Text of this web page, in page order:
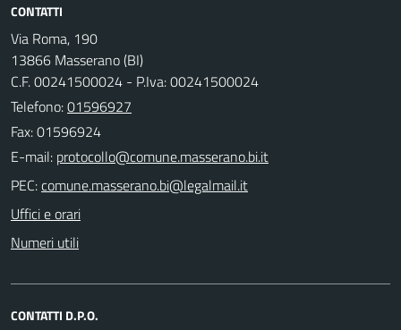
CONTATTI
Via Roma, 190
13866 Masserano (BI)
C.F. 00241500024 - P.Iva: 00241500024
Telefono:01596927
Fax: 01596924
E-mail:
PEC:
Uffici e orari
Numeri utili
CONTATTI D.P.O.